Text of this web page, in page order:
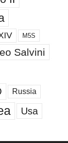
M5S
Salvini
Russia
Usa